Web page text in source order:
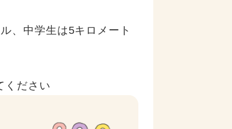
、中学生は5キロメート
ください